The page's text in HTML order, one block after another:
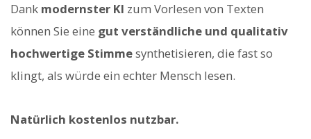
Dank modernster KI zum Vorlesen von Texten
können Sie eine gut verständliche und qualitativ
hochwertige Stimmesynthetisieren, die fast so
klingt, als würde ein echter Mensch lesen.
Natürlich kostenlos nutzbar.